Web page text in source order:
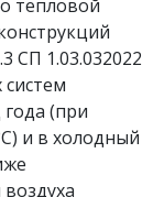
тепловой
СП 1.03.032022
систем
(при
и в холодный